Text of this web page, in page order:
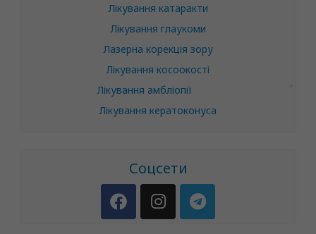
Лікування катаракти
Лікування глаукоми
Лазерна корекція зору
Лікування косоокості
Лікування амбліопії
Лікування кератоконуса
Соцсети